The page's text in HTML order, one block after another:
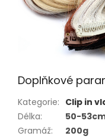
Doplňkové
Kategorie: Clip in
Délka:
50-
Gramáž:
200g